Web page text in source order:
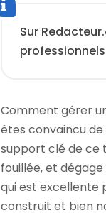
Sur
Comment gérer
êtes convaincu de
support clé de ce
fouillée, et
qui est excellente
construit et bien